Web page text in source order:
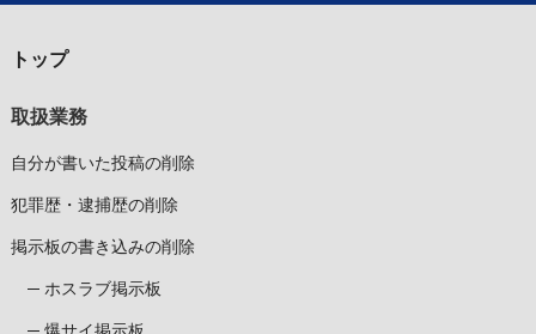
トップ
取扱業務
自分が書いた投稿の削除
犯罪歴・逮捕歴の削除
掲示板の書き込みの削除
ホスラブ掲示板
爆サイ掲示板